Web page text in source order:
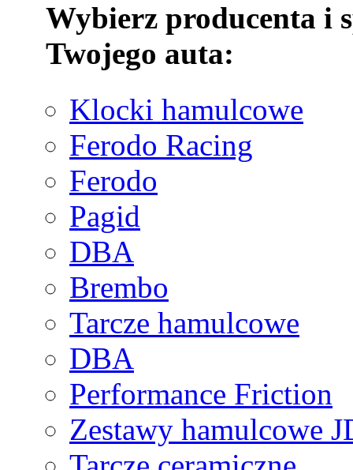
Wybierz producenta i
Twojego auta:
Klocki hamulcowe
Ferodo Racing
Ferodo
Pagid
DBA
Brembo
Tarcze hamulcowe
DBA
Performance Friction
Zestawy hamulcowe